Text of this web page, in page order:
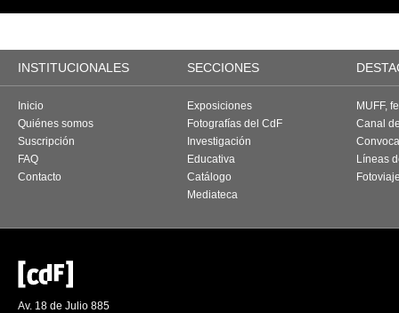
INSTITUCIONALES SECCIONES
Inicio
Quiénes somos
Suscripción
FAQ
Contacto
Exposiciones
Fotografías del CdF
Investigación
Educativa
Catálogo
Mediateca
MUFF,
Canal
Líneas
Av. 18 de Julio 885